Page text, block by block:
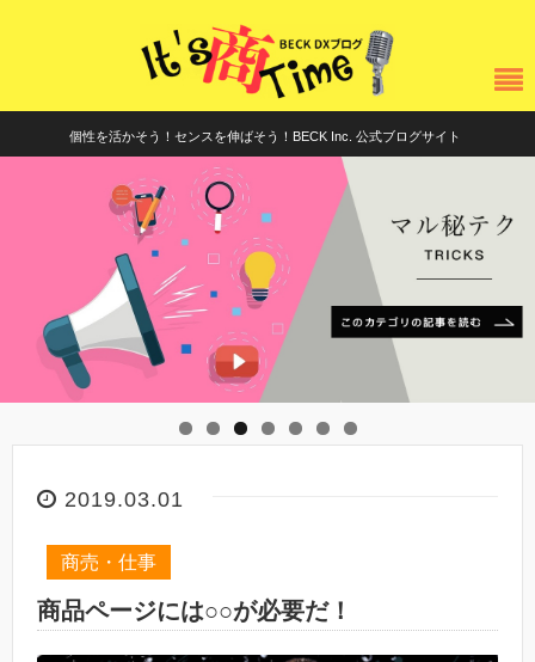
個性を活かそう！センスを伸ばそう！BECK Inc. 公式ブログサイト
2019.03.01
商売・仕事
商品ページには○○が必要だ！